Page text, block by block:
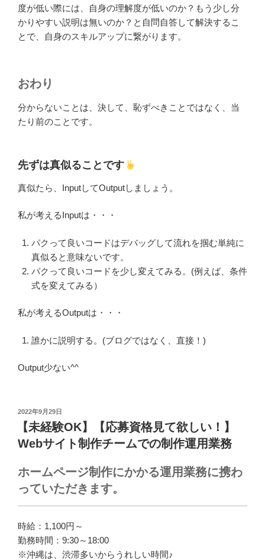
度が低い際には、自身の理解度が低いのか？もう少し分
かりやすい説明は無いのか？と自問自答して解決するこ
とで、自身のスキルアップに繋がります。
おわり
分からないことは、決して、恥ずべきことではなく、当
たり前のことです。
先ずは真似ることです
真似たら、InputしてOutputしましょう。
私が考えるInputは・・・
パクって良いコードはデバッグして流れを掴む単純に
真似ると意味ないです。
パクって良いコードを少し変えてみる。(例えば、条件
式を変えてみる）
私が考えるOutputは・・・
誰かに説明する。(ブログではなく、直接！)
Output少ない^^
投
稿
日:
2022年9月29日
【未経験OK】【応募資格見て欲しい！】
Webサイト制作チームでの制作運用業務
ホームページ制作にかかる運用業務に携わ
っていただきます。
時給：1,100円～
勤務時間：9:30～18:00
※沖縄は、渋滞多いからうれしい時間♪